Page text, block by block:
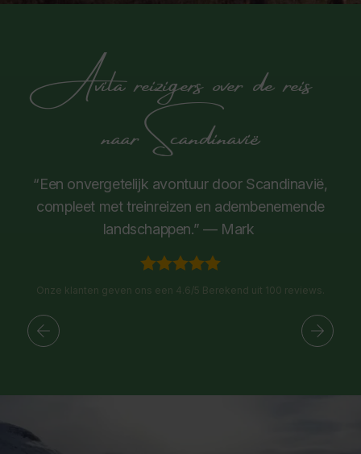
Avila reizigers over de reis
naar Scandinavië
“Een onvergetelijk avontuur door Scandinavië,
compleet met treinreizen en adembenemende
landschappen.” — Mark
Onze klanten geven ons een 4.6/5 Berekend uit 100 reviews.